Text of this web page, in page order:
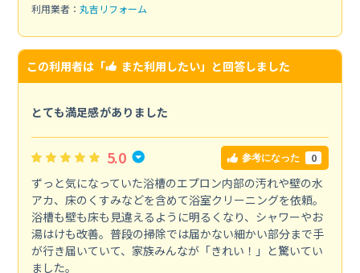
利用業者： 丸吉リフォーム
この利用者は「 また利用したい」と回答しました
とても満足感がありました
5.0 参考になった 0
ずっと気になっていた浴槽のエプロン内部の汚れや壁の水
アカ、床のくすみなどを含めて浴室クリーニングを依頼。
浴槽も壁も床も見違えるように明るくなり、シャワーやお
湯はけも改善。普段の掃除では届かない細かい部分まで手
が行き届いていて、家族みんなが「きれい！」と驚いてい
ました。